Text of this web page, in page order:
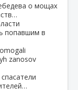
о мощах
попавшим в